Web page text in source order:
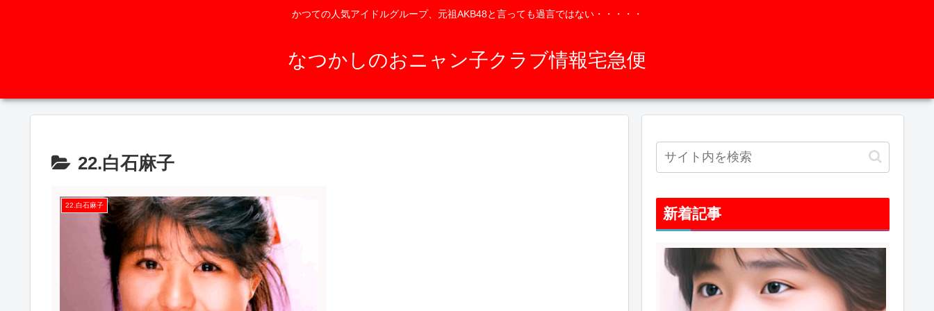
かつての人気アイドルグループ、元祖AKB48と言っても過言ではない・・・・・
なつかしのおニャン子クラブ情報宅急便
22.白石麻子
22.白石麻子
新着記事